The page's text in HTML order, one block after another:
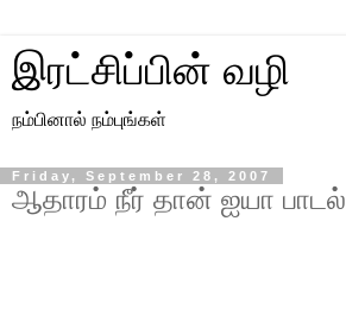
இரட்சிப்பின் வழி
நம்பினால் நம்புங்கள்
Friday, September 28, 2007
ஆதாரம் நீர் தான் ஐயா பாடல்